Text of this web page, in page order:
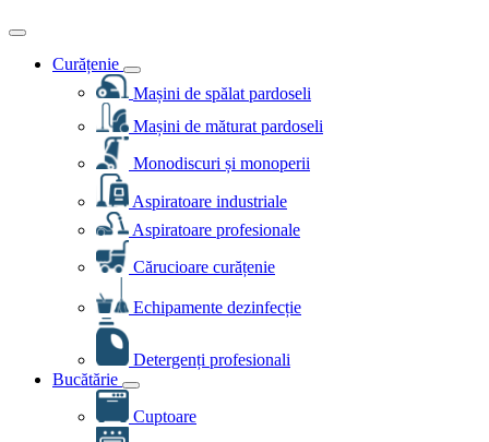
Curățenie
Mașini de spălat pardoseli
Mașini de măturat pardoseli
Monodiscuri și monoperii
Aspiratoare industriale
Aspiratoare profesionale
Cărucioare curățenie
Echipamente dezinfecție
Detergenți profesionali
Bucătărie
Cuptoare